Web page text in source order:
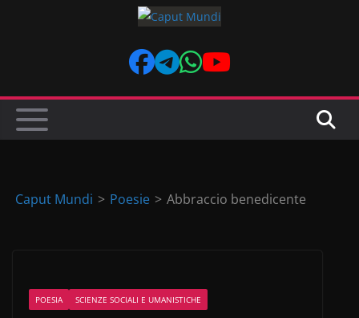
Caput Mundi > Poesie > Abbraccio benedicente
POESIA SCIENZE SOCIALI E UMANISTICHE